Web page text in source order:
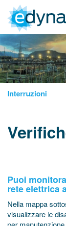
Interruzioni
Puoi
rete elettrica
Nella mappa
visualizzare le